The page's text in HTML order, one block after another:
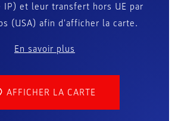
IP) et leur transfert hors UE par
(USA) afin d'afficher la carte.
En savoir plus
AFFICHER LA CARTE